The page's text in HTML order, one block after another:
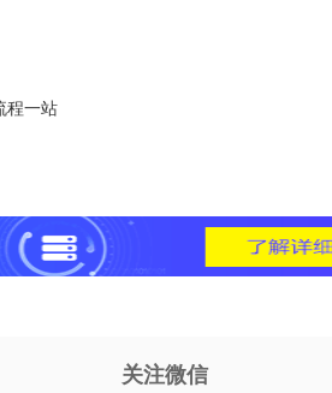
程一站
关注微信